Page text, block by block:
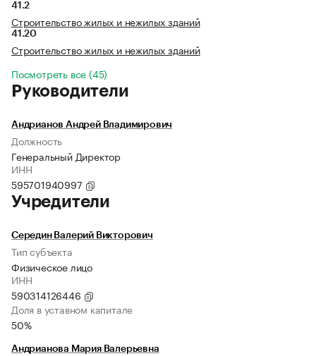
41.2
Строительство жилых и нежилых зданий
41.20
Строительство жилых и нежилых зданий
Посмотреть все (45)
Руководители
Андрианов Андрей Владимирович
Должность
Генеральный Директор
ИНН
595701940997
Учредители
Середин Валерий Викторович
Тип субъекта
Физическое лицо
ИНН
590314126446
Доля в уставном капитале
50%
Андрианова Мария Валерьевна